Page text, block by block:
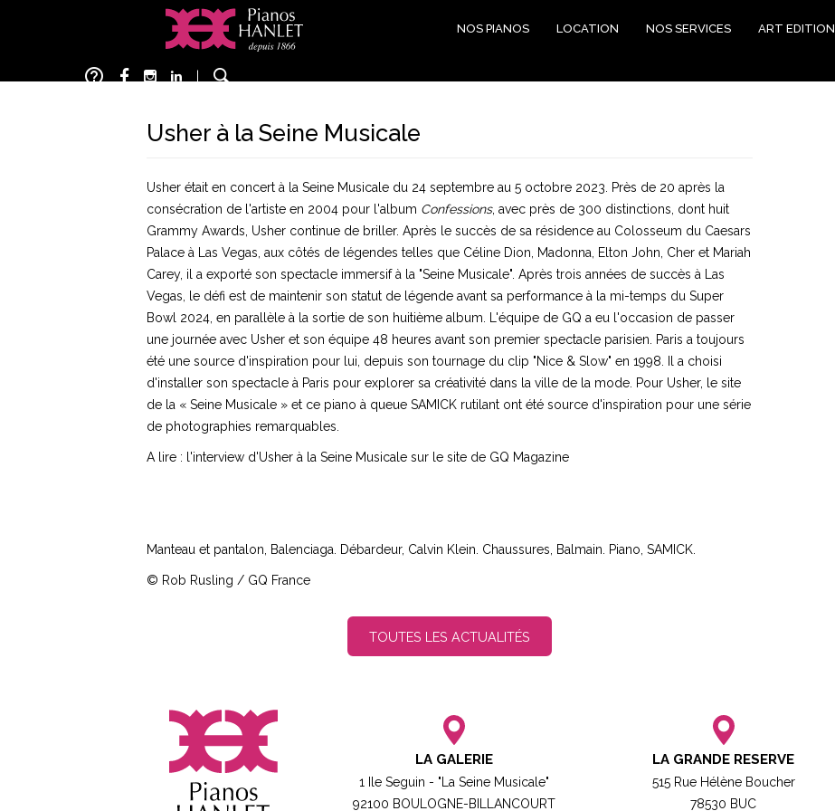
NOS PIANOS LOCATION NOS SERVICES ART EDITION
help_outline
Usher à la Seine Musicale
Usher était en concert à la Seine Musicale du 24 septembre au 5 octobre 2023. Près de 20 après la
consécration de l'artiste en 2004 pour l'album Confessions, avec près de 300 distinctions, dont huit
Grammy Awards, Usher continue de briller. Après le succès de sa résidence au Colosseum du Caesars
Palace à Las Vegas, aux côtés de légendes telles que Céline Dion, Madonna, Elton John, Cher et Mariah
Carey, il a exporté son spectacle immersif à la "Seine Musicale". Après trois années de succès à Las
Vegas, le défi est de maintenir son statut de légende avant sa performance à la mi-temps du Super
Bowl 2024, en parallèle à la sortie de son huitième album. L'équipe de GQ a eu l'occasion de passer
une journée avec Usher et son équipe 48 heures avant son premier spectacle parisien. Paris a toujours
été une source d'inspiration pour lui, depuis son tournage du clip "Nice & Slow" en 1998. Il a choisi
d'installer son spectacle à Paris pour explorer sa créativité dans la ville de la mode. Pour Usher, le site
de la « Seine Musicale » et ce piano à queue SAMICK rutilant ont été source d'inspiration pour une série
de photographies remarquables.
A lire : l'interview d'Usher à la Seine Musicale sur le site de GQ Magazine
Manteau et pantalon, Balenciaga. Débardeur, Calvin Klein. Chaussures, Balmain. Piano, SAMICK.
© Rob Rusling / GQ France
TOUTES LES ACTUALITÉS
LA GALERIE
1 Ile Seguin - "La Seine Musicale"
92100 BOULOGNE-BILLANCOURT​
LA GRANDE RESERVE
515 Rue Hélène Boucher
78530 BUC​​